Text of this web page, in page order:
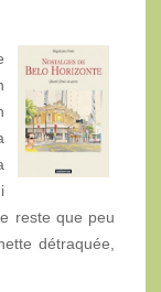
reste que peu
détraquée,